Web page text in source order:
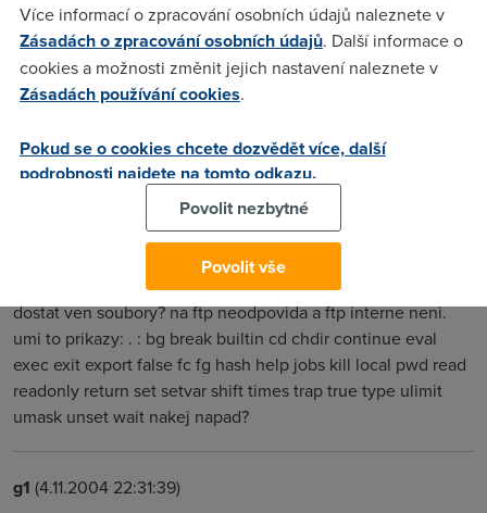
g1(4.11.2004 20:05:47)
no a neni :(
tom (4.11.2004 20:45:22)
jmeno je root a heslo stejne jako ve webovem rozhrani.
(4.11.2004 22:06:29)
no jo:) to sem ale vul:) a dalsi blbej dotaz, daj se z toho nak
dostat ven soubory? na ftp neodpovida a ftp interne neni.
umi to prikazy: . : bg break builtin cd chdir continue eval
exec exit export false fc fg hash help jobs kill local pwd read
readonly return set setvar shift times trap true type ulimit
umask unset wait nakej napad?
g1 (4.11.2004 22:31:39)
Více informací o zpracování osobních údajů naleznete v
Zásadách o zpracování osobních údajů. Další informace o
cookies a možnosti změnit jejich nastavení naleznete v
Zásadách používání cookies.
Pokud se o cookies chcete dozvědět více, další
podrobnosti najdete na tomto odkazu.
Povolit nezbytné
Povolit vše